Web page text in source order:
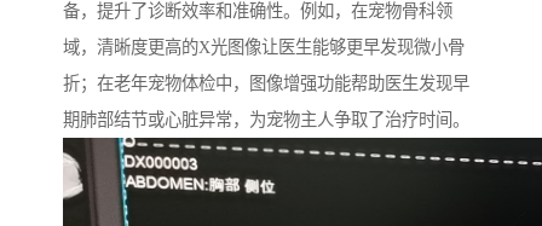
备，提升了诊断效率和准确性。例如，在宠物骨科领
域，清晰度更高的X光图像让医生能够更早发现微小骨
折；在老年宠物体检中，图像增强功能帮助医生发现早
期肺部结节或心脏异常，为宠物主人争取了治疗时间。